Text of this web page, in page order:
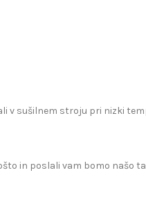
v sušilnem stroju pri nizki
in poslali vam bomo našo